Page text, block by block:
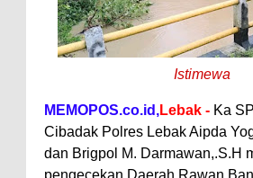
Istimewa
MEMOPOS.co.id,Lebak - Ka
Cibadak Polres Lebak Aipda
dan Brigpol M. Darmawan,.S.H
pengecekan Daerah Rawan